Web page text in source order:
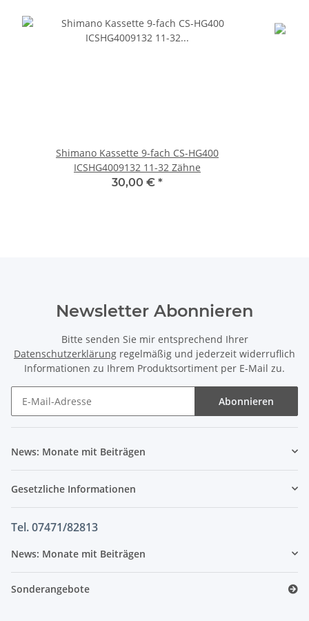
Shimano Kassette 9-fach CS-HG400
ICSHG4009132 11-32 Zähne
30,00 € *
Newsletter Abonnieren
Bitte senden Sie mir entsprechend Ihrer
Datenschutzerklärung regelmäßig und jederzeit widerruflich
Informationen zu Ihrem Produktsortiment per E-Mail zu.
Abonnieren
News: Monate mit Beiträgen
Gesetzliche Informationen
Tel. 07471/82813
News: Monate mit Beiträgen
Sonderangebote